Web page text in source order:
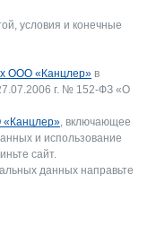
условия и конечные
ООО «Канцлер» в
г. № 152-ФЗ «О
«Канцлер» , включающее
и использование
сайт.
данных направьте